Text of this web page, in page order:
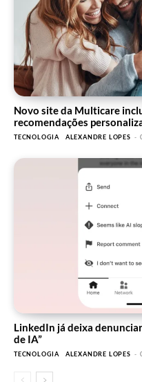
Novo site da Multicare
recomendações
TECNOLOGIA ALEXANDRE LOPES -
LinkedIn já deixa
de IA”
TECNOLOGIA ALEXANDRE LOPES -